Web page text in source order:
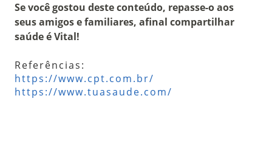
Se você gostou deste conteúdo, repasse-o aos
seus amigos e familiares, afinal compartilhar
saúde é Vital!
Referências:
https://www.cpt.com.br/
https://www.tuasaude.com/